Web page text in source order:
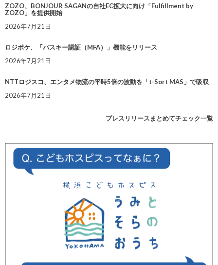
ZOZO、BONJOUR SAGANの自社EC拡大に向け「Fulfillment by
ZOZO」を提供開始
2026年7月21日
ロジポケ、「パスキー認証（MFA）」機能をリリース
2026年7月21日
NTTロジスコ、エンタメ物流の平時5倍の波動を「t-Sort MAS」で吸収
2026年7月21日
プレスリリースまとめてチェック一覧